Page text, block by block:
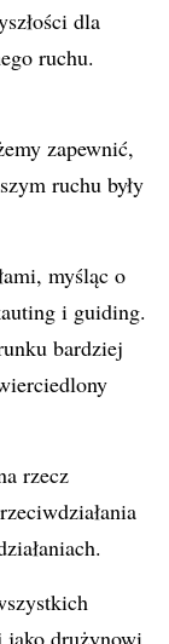
dla
ruchu.
zapewnić,
ruchu były
myśląc o
i guiding.
bardziej
rzecz
jako drużynowi